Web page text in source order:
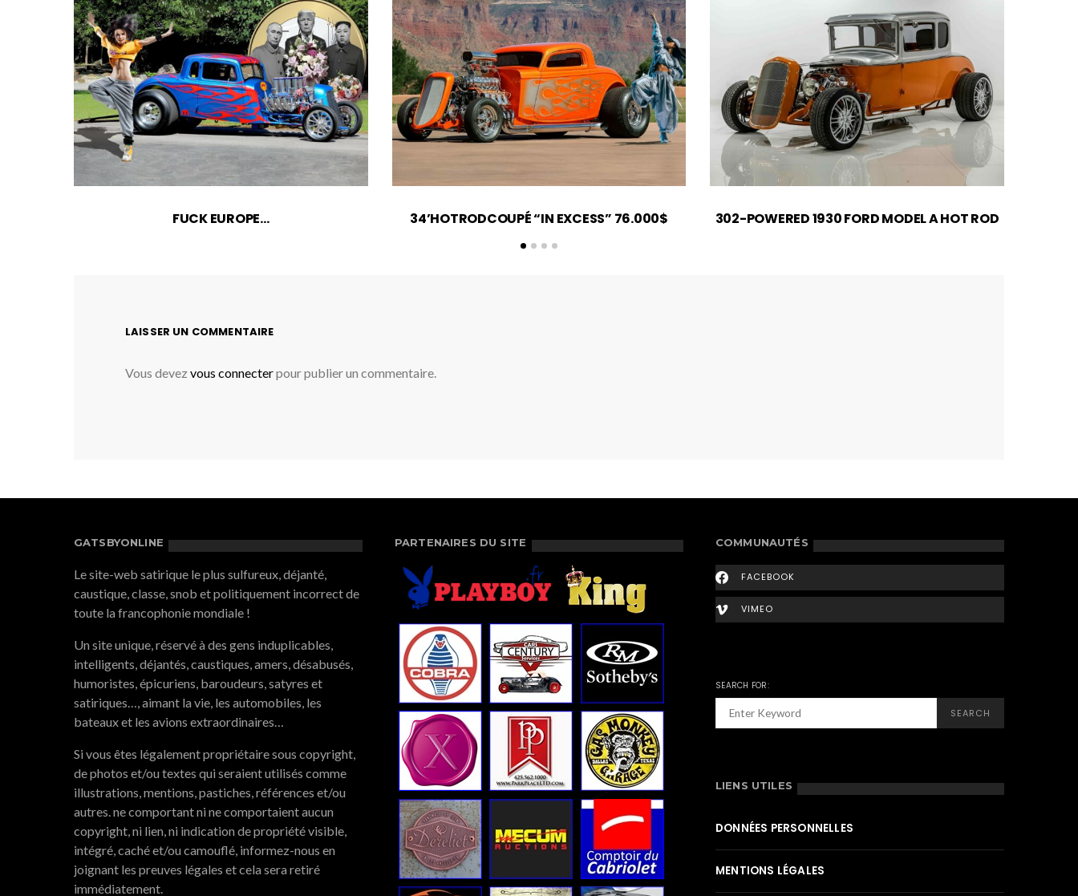
FUCK EUROPE… 34’HOTRODCOUPÉ “IN EXCESS” 76.000$ 302-POWERED 1930 FORD MODEL A HOT ROD
LAISSER UN COMMENTAIRE
Vous devez vous connecterpour publier un commentaire.
GATSBYONLINE
Le site-web satirique le plus sulfureux, déjanté,
caustique, classe, snob et politiquement incorrect de
toute la francophonie mondiale !
Un site unique, réservé à des gens induplicables,
intelligents, déjantés, caustiques, amers, désabusés,
humoristes, épicuriens, baroudeurs, satyres et
satiriques…, aimant la vie, les automobiles, les
bateaux et les avions extraordinaires…
Si vous êtes légalement propriétaire sous copyright,
de photos et/ou textes qui seraient utilisés comme
illustrations, mentions, pastiches, références et/ou
autres. ne comportant ni ne comportaient aucun
copyright, ni lien, ni indication de propriété visible,
intégré, caché et/ou camouflé, informez-nous en
joignant les preuves légales et cela sera retiré
immédiatement.
PARTENAIRES DU SITE COMMUNAUTÉS
FACEBOOK
VIMEO
SEARCH FOR:
SEARCH
LIENS UTILES
DONNÉES PERSONNELLES
MENTIONS LÉGALES